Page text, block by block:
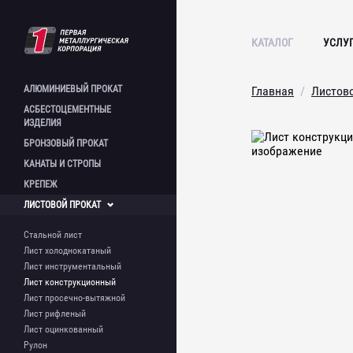
КАТАЛОГ
Лист алюминиевый
Плита алюминиевая
Пруток алюминиевый
Швеллер алюминиевый
Труба алюминиевая
алюминиевая
Уголок алюминиевый
АЛЮМИНИЕВЫЙ ПРОКАТ
Шифер асбестоцементный
Асбестоцементная труба
АСБЕСТОЦЕМЕНТНЫЕ
ИЗДЕЛИЯ
Шестигранник бронзовый
Труба бронзовая
БРОНЗОВЫЙ ПРОКАТ
КАНАТЫ И СТРОПЫ
Шпилька
Метизы
КРЕПЕЖ
Стальной лист
Лист холоднокатаный
Лист инструментальный
Лист конструкционный
Лист просечно-вытяжной
Лист рифленый
Лист оцинкованный
Рулон
ЛИСТОВОЙ ПРОКАТ
Главная